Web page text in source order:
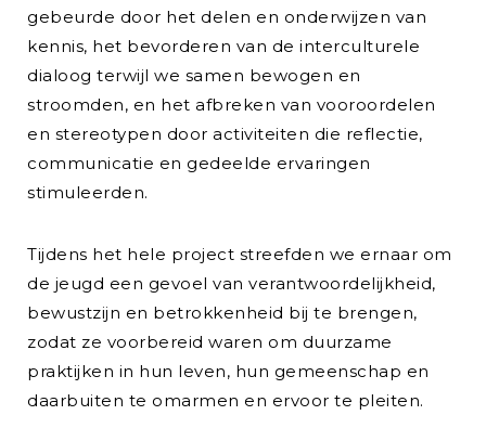
gebeurde door het delen en onderwijzen van
kennis, het bevorderen van de interculturele
dialoog terwijl we samen bewogen en
stroomden, en het afbreken van vooroordelen
en stereotypen door activiteiten die reflectie,
communicatie en gedeelde ervaringen
stimuleerden.
Tijdens het hele project streefden we ernaar om
de jeugd een gevoel van verantwoordelijkheid,
bewustzijn en betrokkenheid bij te brengen,
zodat ze voorbereid waren om duurzame
praktijken in hun leven, hun gemeenschap en
daarbuiten te omarmen en ervoor te pleiten.